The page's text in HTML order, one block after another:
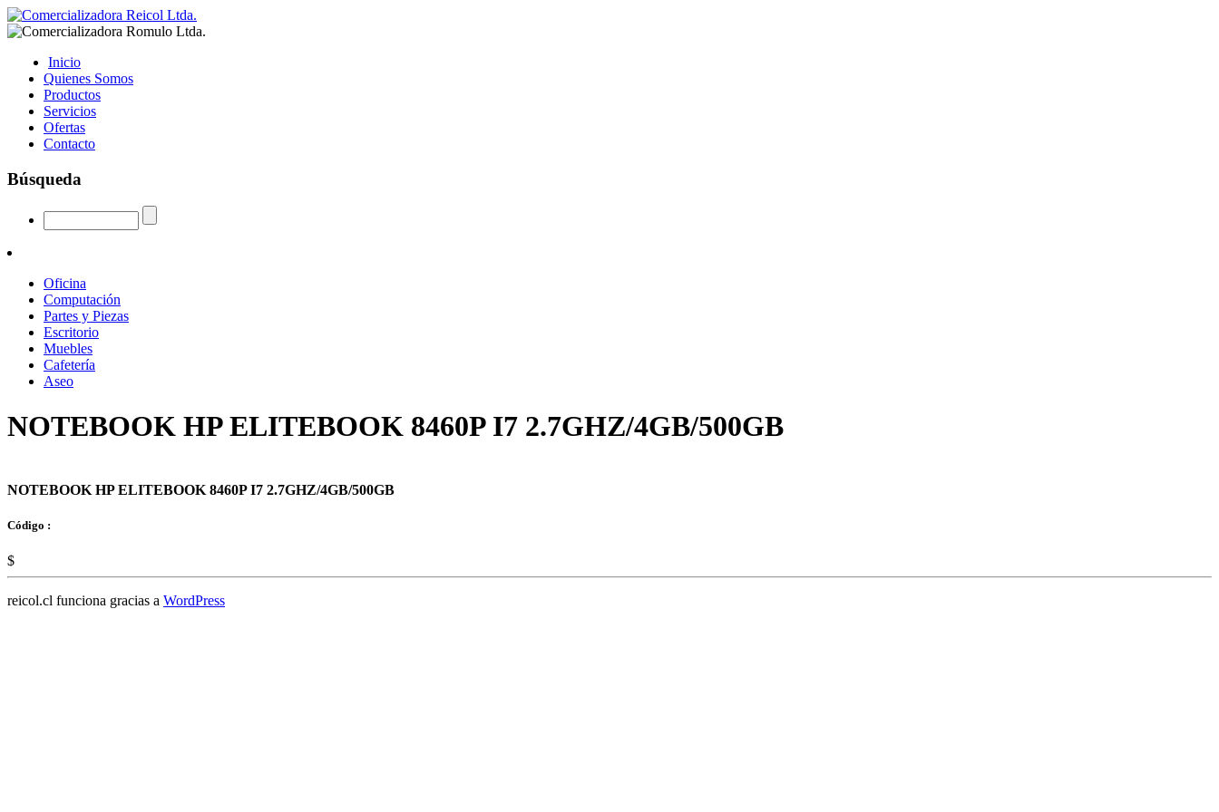
Inicio
Quienes Somos
Productos
Servicios
Ofertas
Contacto
Búsqueda
Oficina
Computación
Partes y Piezas
Escritorio
Muebles
Cafetería
Aseo
NOTEBOOK HP ELITEBOOK 8460P I7 2.7GHZ/4GB/500GB
NOTEBOOK HP ELITEBOOK 8460P I7 2.7GHZ/4GB/500GB
Código :
$
reicol.cl funciona gracias a WordPress